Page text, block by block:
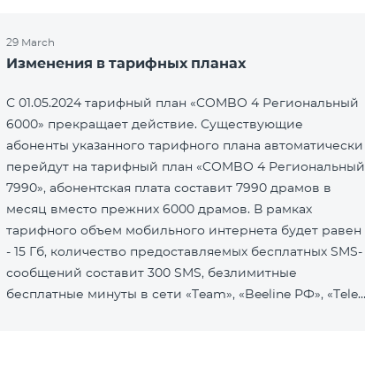
29 March
Изменения в тарифных планах
С 01.05.2024 тарифный план «COMBO 4 Региональный
6000» прекращает действие. Существующие
абоненты указанного тарифного плана автоматически
перейдут на тарифный план «COMBO 4 Региональный
7990», абонентская плата составит 7990 драмов в
месяц вместо прежних 6000 драмов. В рамках
тарифного объем мобильного интернета будет равен
- 15 Гб, количество предоставляемых бесплатных SMS-
сообщений составит 300 SMS, безлимитные
бесплатные минуты в сети «Team», «Beeline РФ», «Tele